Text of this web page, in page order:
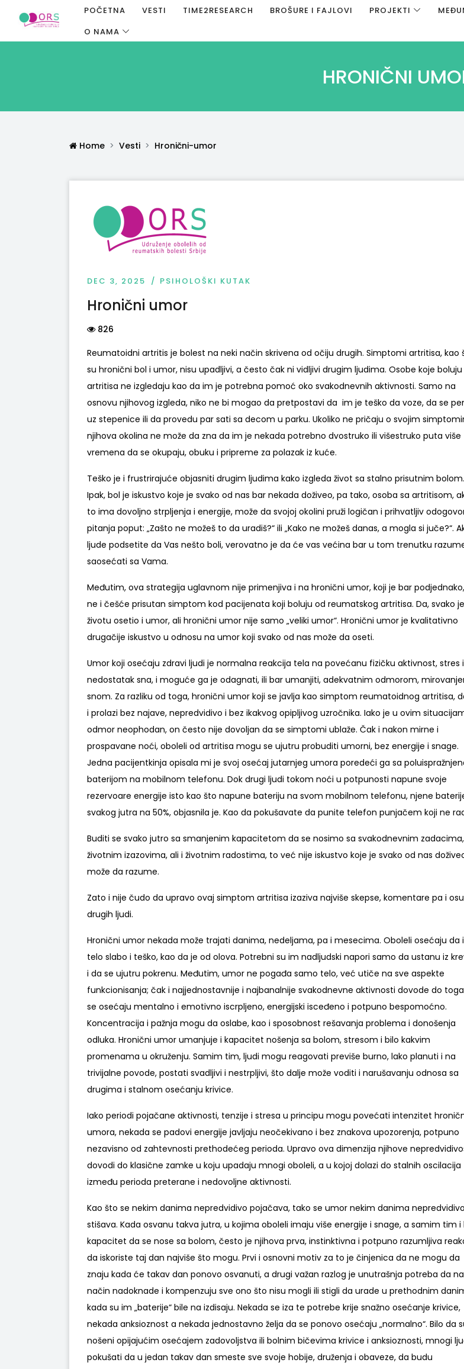
POČETNA VESTI TIME2RESEARCH BROŠURE I FAJLOVI PROJEKTI
O NAMA
HRONIČNI
Home Vesti Hronični-umor
DEC 3, 2025 PSIHOLOŠKI KUTAK
Hronični umor
826
Reumatoidni artritis je bolest na neki način skrivena od očiju drugih. Simptomi artritisa, kao
su hronični bol i umor, nisu upadljivi, a često čak ni vidljivi drugim ljudima. Osobe koje boluju
artritisa ne izgledaju kao da im je potrebna pomoć oko svakodnevnih aktivnosti. Samo na
osnovu njihovog izgleda, niko ne bi mogao da pretpostavi da im je teško da voze, da se
uz stepenice ili da provedu par sati sa decom u parku. Ukoliko ne pričaju o svojim
njihova okolina ne može da zna da im je nekada potrebno dvostruko ili višestruko puta više
vremena da se okupaju, obuku i pripreme za polazak iz kuće.
Teško je i frustrirajuće objasniti drugim ljudima kako izgleda život sa stalno prisutnim bolom.
Ipak, bol je iskustvo koje je svako od nas bar nekada doživeo, pa tako, osoba sa artritisom,
to ima dovoljno strpljenja i energije, može da svojoj okolini pruži logičan i prihvatljiv
pitanja poput: „Zašto ne možeš to da uradiš?“ ili „Kako ne možeš danas, a mogla si juče?“.
ljude podsetite da Vas nešto boli, verovatno je da će vas većina bar u tom trenutku
saosećati sa Vama.
Međutim, ova strategija uglavnom nije primenjiva i na hronični umor, koji je bar
ne i češće prisutan simptom kod pacijenata koji boluju od reumatskog artritisa. Da, svako
životu osetio i umor, ali hronični umor nije samo „veliki umor“. Hronični umor je kvalitativno
drugačije iskustvo u odnosu na umor koji svako od nas može da oseti.
Umor koji osećaju zdravi ljudi je normalna reakcija tela na povećanu fizičku aktivnost, stres
nedostatak sna, i moguće ga je odagnati, ili bar umanjiti, adekvatnim odmorom,
snom. Za razliku od toga, hronični umor koji se javlja kao simptom reumatoidnog artritisa,
i prolazi bez najave, nepredvidivo i bez ikakvog opipljivog uzročnika. Iako je u ovim
odmor neophodan, on često nije dovoljan da se simptomi ublaže. Čak i nakon mirne i
prospavane noći, oboleli od artritisa mogu se ujutru probuditi umorni, bez energije i snage.
Jedna pacijentkinja opisala mi je svoj osećaj jutarnjeg umora poredeći ga sa
baterijom na mobilnom telefonu. Dok drugi ljudi tokom noći u potpunosti napune svoje
rezervoare energije isto kao što napune bateriju na svom mobilnom telefonu, njene
svakog jutra na 50%, objasnila je. Kao da pokušavate da punite telefon punjačem koji ne
Buditi se svako jutro sa smanjenim kapacitetom da se nosimo sa svakodnevnim zadacima,
životnim izazovima, ali i životnim radostima, to već nije iskustvo koje je svako od nas
može da razume.
Zato i nije čudo da upravo ovaj simptom artritisa izaziva najviše skepse, komentare pa i
drugih ljudi.
Hronični umor nekada može trajati danima, nedeljama, pa i mesecima. Oboleli osećaju da
telo slabo i teško, kao da je od olova. Potrebni su im nadljudski napori samo da ustanu iz
i da se ujutru pokrenu. Međutim, umor ne pogađa samo telo, već utiče na sve aspekte
funkcionisanja; čak i najjednostavnije i najbanalnije svakodnevne aktivnosti dovode do
se osećaju mentalno i emotivno iscrpljeno, energijski isceđeno i potpuno bespomoćno.
Koncentracija i pažnja mogu da oslabe, kao i sposobnost rešavanja problema i donošenja
odluka. Hronični umor umanjuje i kapacitet nošenja sa bolom, stresom i bilo kakvim
promenama u okruženju. Samim tim, ljudi mogu reagovati previše burno, lako planuti i na
trivijalne povode, postati svadljivi i nestrpljivi, što dalje može voditi i narušavanju odnosa sa
drugima i stalnom osećanju krivice.
Iako periodi pojačane aktivnosti, tenzije i stresa u principu mogu povećati intenzitet
umora, nekada se padovi energije javljaju neočekivano i bez znakova upozorenja, potpuno
nezavisno od zahtevnosti prethodećeg perioda. Upravo ova dimenzija njihove
dovodi do klasične zamke u koju upadaju mnogi oboleli, a u kojoj dolazi do stalnih oscilacija
između perioda preterane i nedovoljne aktivnosti.
Kao što se nekim danima nepredvidivo pojačava, tako se umor nekim danima
stišava. Kada osvanu takva jutra, u kojima oboleli imaju više energije i snage, a samim tim i
kapacitet da se nose sa bolom, često je njihova prva, instinktivna i potpuno razumljiva
da iskoriste taj dan najviše što mogu. Prvi i osnovni motiv za to je činjenica da ne mogu da
znaju kada će takav dan ponovo osvanuti, a drugi važan razlog je unutrašnja potreba da
način nadoknade i kompenzuju sve ono što nisu mogli ili stigli da urade u prethodnim
kada su im „baterije“ bile na izdisaju. Nekada se iza te potrebe krije snažno osećanje krivice,
nekada anksioznost a nekada jednostavno želja da se ponovo osećaju „normalno“. Bilo da
nošeni opijajućim osećajem zadovoljstva ili bolnim bičevima krivice i anksioznosti, mnogi
pokušati da u jedan takav dan smeste sve svoje hobije, druženja i obaveze, da budu